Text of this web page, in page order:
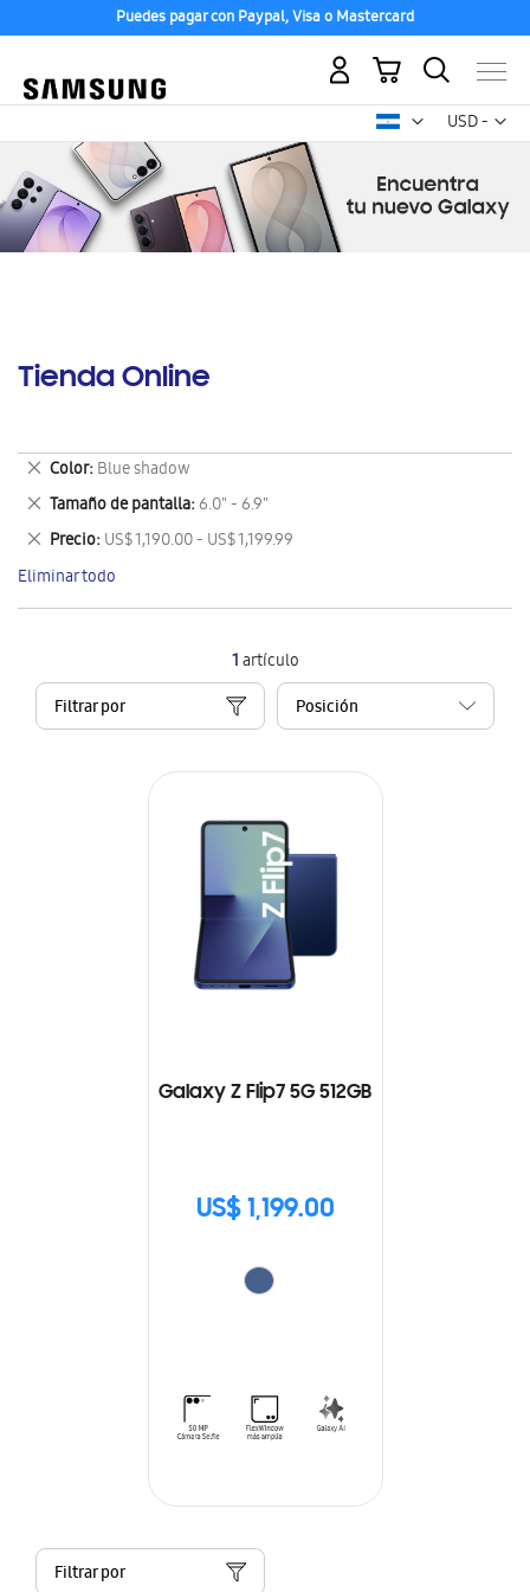
Puedes pagar con Paypal, Visa o Mastercard
USD -
dólar
Mi carrito
Tienda Online
1artículo
Filtrar por
Galaxy Z Flip7 5G 512GB
US$ 1,199.00
Filtrar por
Color Blue shadow
Eliminar
este
artículo
Tamaño de pantalla 6.0" - 6.9"
Eliminar
este
artículo
Precio US$ 1,190.00 - US$ 1,199.99
Eliminar
este
artículo
Eliminar todo